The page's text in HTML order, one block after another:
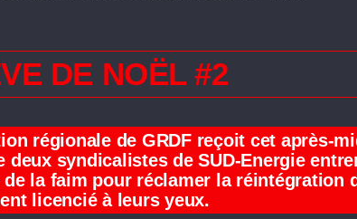
DE NOËL #2
régionale de GRDF reçoit cet après-
deux syndicalistes de SUD-Energie
de la faim pour réclamer la réintégration
licencié à leurs yeux.